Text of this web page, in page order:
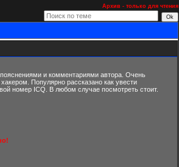
Архив - только для чтения
и комментариями автора. Очень
Популярно рассказано как увести
номер ICQ. В любом случае посмотреть стоит.